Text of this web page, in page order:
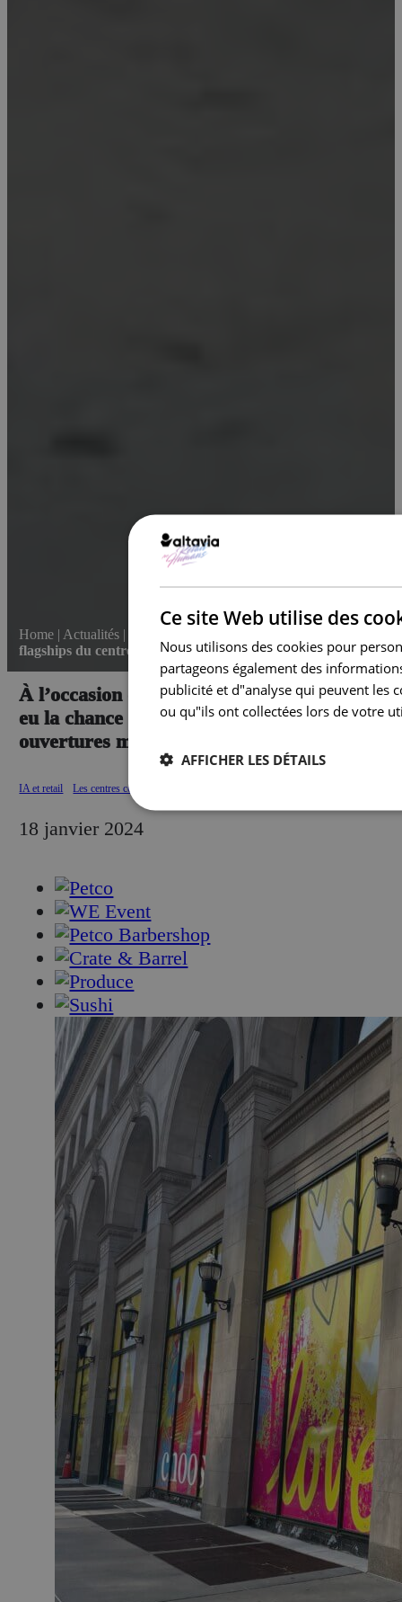
Home | Actualités |
flagships du centre de Manhattan.
À l’occasion de la NRF 2024, nous avons
eu la chance de découvrir les dernières
ouvertures magasins de New York.
IA et retail Les centres commerciaux
18 janvier 2024
Ce site Web utilise des
Nous utilisons des cookies pour
partageons également des
publicité et d"analyse qui peuvent les
ou qu"ils ont collectées lors de votre
AFFICHER LES DÉTAILS